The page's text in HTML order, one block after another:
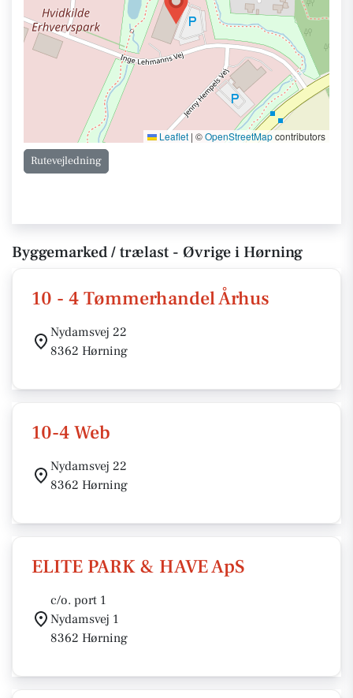
Leaflet | ©OpenStreetMapcontributors
Rutevejledning
Byggemarked / trælast - Øvrige i Hørning
10 - 4 Tømmerhandel Århus
Nydamsvej 22
8362 Hørning
10-4 Web
Nydamsvej 22
8362 Hørning
ELITE PARK & HAVE ApS
c/o. port 1
Nydamsvej 1
8362 Hørning